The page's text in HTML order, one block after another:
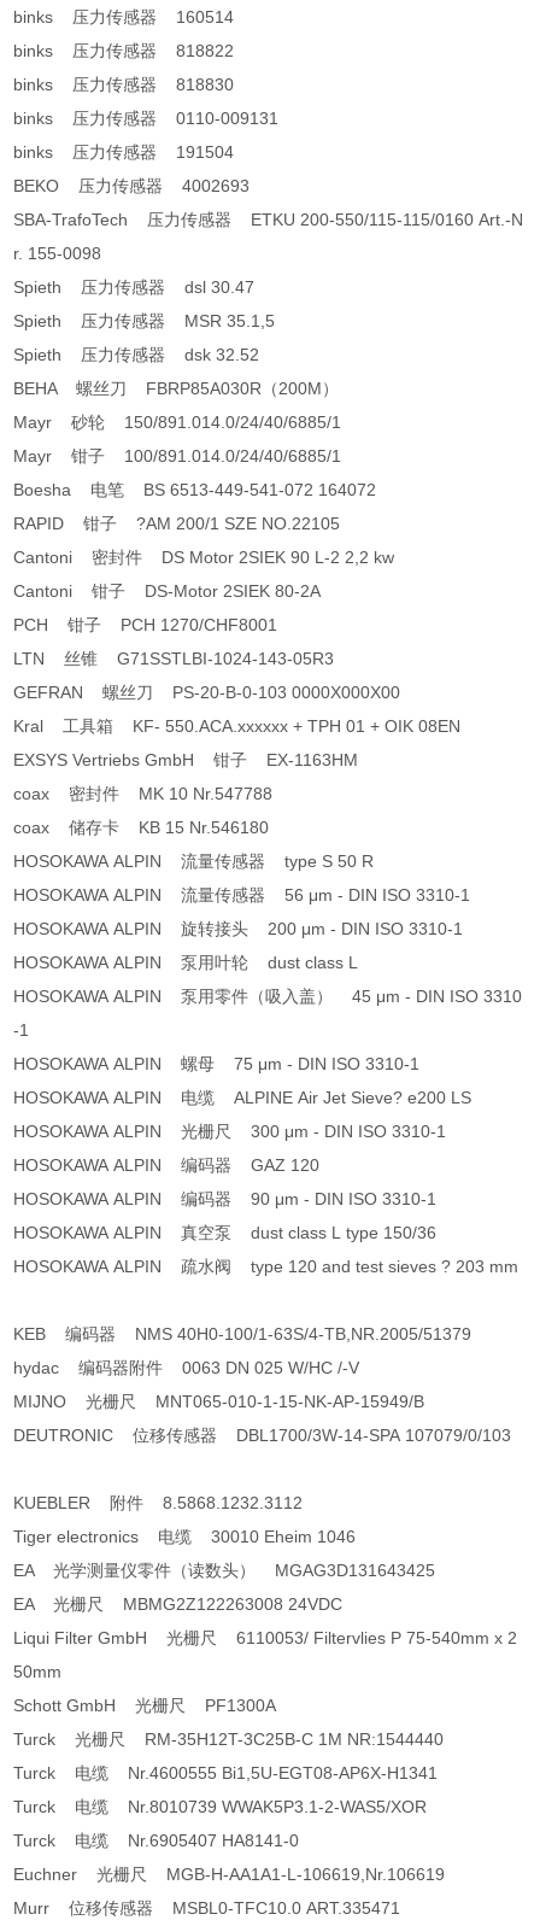
binks 压力传感器 160514
binks 压力传感器 818822
binks 压力传感器 818830
binks 压力传感器 0110-009131
binks 压力传感器 191504
BEKO 压力传感器 4002693
SBA-TrafoTech 压力传感器 ETKU 200-550/115-115/0160 Art.-N
r. 155-0098
Spieth 压力传感器 dsl 30.47
Spieth 压力传感器 MSR 35.1,5
Spieth 压力传感器 dsk 32.52
BEHA 螺丝刀 FBRP85A030R（200M）
Mayr 砂轮 150/891.014.0/24/40/6885/1
Mayr 钳子 100/891.014.0/24/40/6885/1
Boesha 电笔 BS 6513-449-541-072 164072
RAPID 钳子 ?AM 200/1 SZE NO.22105
Cantoni 密封件 DS Motor 2SIEK 90 L-2 2,2 kw
Cantoni 钳子 DS-Motor 2SIEK 80-2A
PCH 钳子 PCH 1270/CHF8001
LTN 丝锥 G71SSTLBI-1024-143-05R3
GEFRAN 螺丝刀 PS-20-B-0-103 0000X000X00
Kral 工具箱 KF- 550.ACA.xxxxxx + TPH 01 + OIK 08EN
EXSYS Vertriebs GmbH 钳子 EX-1163HM
coax 密封件 MK 10 Nr.547788
coax 储存卡 KB 15 Nr.546180
HOSOKAWA ALPIN 流量传感器 type S 50 R
HOSOKAWA ALPIN 流量传感器 56 μm - DIN ISO 3310-1
HOSOKAWA ALPIN 旋转接头 200 μm - DIN ISO 3310-1
HOSOKAWA ALPIN 泵用叶轮 dust class L
HOSOKAWA ALPIN 泵用零件（吸入盖） 45 μm - DIN ISO 3310
-1
HOSOKAWA ALPIN 螺母 75 μm - DIN ISO 3310-1
HOSOKAWA ALPIN 电缆 ALPINE Air Jet Sieve? e200 LS
HOSOKAWA ALPIN 光栅尺 300 μm - DIN ISO 3310-1
HOSOKAWA ALPIN 编码器 GAZ 120
HOSOKAWA ALPIN 编码器 90 μm - DIN ISO 3310-1
HOSOKAWA ALPIN 真空泵 dust class L type 150/36
HOSOKAWA ALPIN 疏水阀 type 120 and test sieves ? 203 mm
KEB 编码器 NMS 40H0-100/1-63S/4-TB,NR.2005/51379
hydac 编码器附件 0063 DN 025 W/HC /-V
MIJNO 光栅尺 MNT065-010-1-15-NK-AP-15949/B
DEUTRONIC 位移传感器 DBL1700/3W-14-SPA 107079/0/103
KUEBLER 附件 8.5868.1232.3112
Tiger electronics 电缆 30010 Eheim 1046
EA 光学测量仪零件（读数头） MGAG3D131643425
EA 光栅尺 MBMG2Z122263008 24VDC
Liqui Filter GmbH 光栅尺 6110053/ Filtervlies P 75-540mm x 2
50mm
Schott GmbH 光栅尺 PF1300A
Turck 光栅尺 RM-35H12T-3C25B-C 1M NR:1544440
Turck 电缆 Nr.4600555 Bi1,5U-EGT08-AP6X-H1341
Turck 电缆 Nr.8010739 WWAK5P3.1-2-WAS5/XOR
Turck 电缆 Nr.6905407 HA8141-0
Euchner 光栅尺 MGB-H-AA1A1-L-106619,Nr.106619
Murr 位移传感器 MSBL0-TFC10.0 ART.335471